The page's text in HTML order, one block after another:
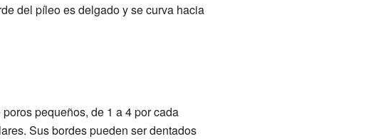
del píleo es delgado y se curva hacia
pequeños, de 1 a 4 por cada
Sus bordes pueden ser dentados